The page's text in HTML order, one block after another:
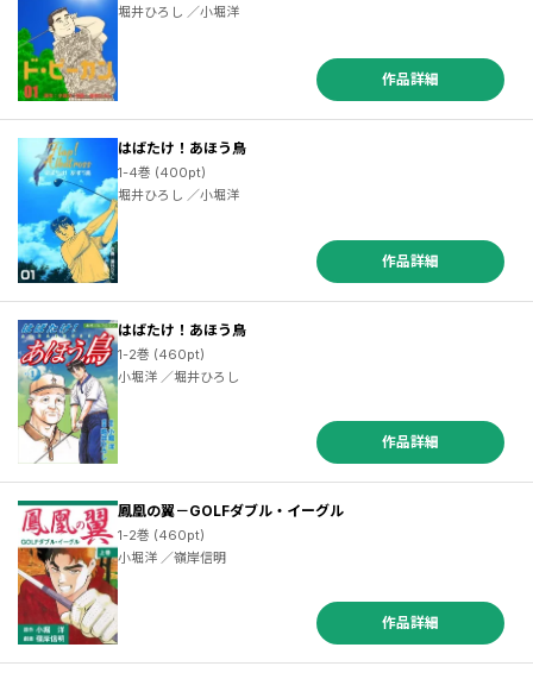
堀井ひろし ／小堀洋
作品詳細
はばたけ！あほう鳥
1-4巻 (400pt)
堀井ひろし ／小堀洋
作品詳細
はばたけ！あほう鳥
1-2巻 (460pt)
小堀洋 ／堀井ひろし
作品詳細
鳳凰の翼－GOLFダブル・イーグル
1-2巻 (460pt)
小堀洋 ／嶺岸信明
作品詳細